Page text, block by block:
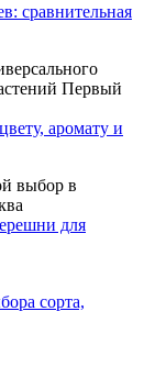
сравнительная
аромату и
для
сорта,